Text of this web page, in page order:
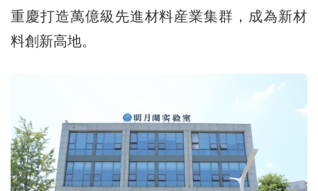
重慶打造萬億級先進材料産業集群，成為新材
料創新高地。